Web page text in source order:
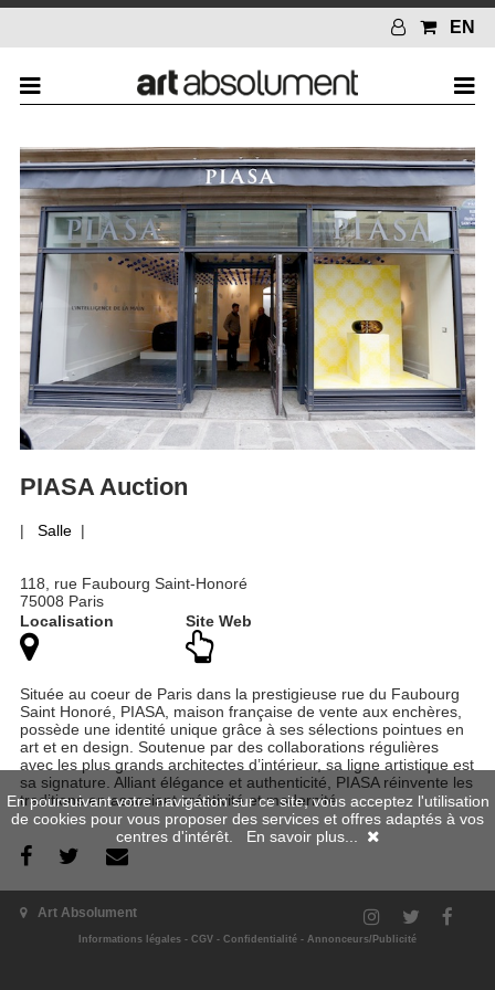
EN
PIASA Auction
| Salle|
118, rue Faubourg Saint-Honoré
75008 Paris
Localisation
Site Web
Située au coeur de Paris dans la prestigieuse rue du Faubourg
Saint Honoré, PIASA, maison française de vente aux enchères,
possède une identité unique grâce à ses sélections pointues en
art et en design. Soutenue par des collaborations régulières
avec les plus grands architectes d’intérieur, sa ligne artistique est
sa signature. Alliant élégance et authenticité, PIASA réinvente les
traditions en associant créativité et modernité.
Expositions passées
Art Absolument
Informations légales - CGV - Confidentialité - Annonceurs/Publicité
En poursuivant votre navigation sur ce site, vous acceptez l'utilisation
de cookies pour vous proposer des services et offres adaptés à vos
centres d'intérêt. En savoir plus...